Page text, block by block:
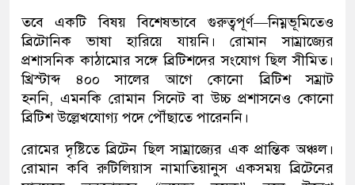
তবে একটি বিষয় বিশেষভাবে গুরুত্বপূর্ণ—নিম্নভূমিতেও
ব্রিটোনিক ভাষা হারিয়ে যায়নি। রোমান সাম্রাজ্যের
প্রশাসনিক কাঠামোর সঙ্গে ব্রিটিশদের সংযোগ ছিল সীমিত।
খ্রিস্টাব্দ ৪০০ সালের আগে কোনো ব্রিটিশ সম্রাট
হননি, এমনকি রোমান সিনেট বা উচ্চ প্রশাসনেও কোনো
ব্রিটিশ উল্লেখযোগ্য পদে পৌঁছাতে পারেননি।
রোমের দৃষ্টিতে ব্রিটেন ছিল সাম্রাজ্যের এক প্রান্তিক অঞ্চল।
রোমান কবি রুটিলিয়াস নামাতিয়ানুস একসময় ব্রিটেনের